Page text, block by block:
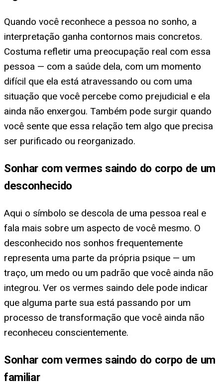
Quando você reconhece a pessoa no sonho, a
interpretação ganha contornos mais concretos.
Costuma refletir uma preocupação real com essa
pessoa — com a saúde dela, com um momento
difícil que ela está atravessando ou com uma
situação que você percebe como prejudicial e ela
ainda não enxergou. Também pode surgir quando
você sente que essa relação tem algo que precisa
ser purificado ou reorganizado.
Sonhar com vermes saindo do corpo de um
desconhecido
Aqui o símbolo se descola de uma pessoa real e
fala mais sobre um aspecto de você mesmo. O
desconhecido nos sonhos frequentemente
representa uma parte da própria psique — um
traço, um medo ou um padrão que você ainda não
integrou. Ver os vermes saindo dele pode indicar
que alguma parte sua está passando por um
processo de transformação que você ainda não
reconheceu conscientemente.
Sonhar com vermes saindo do corpo de um
familiar